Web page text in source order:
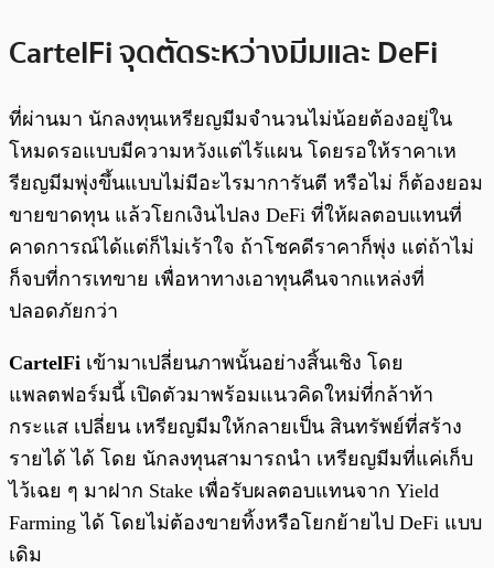
CartelFi จุดตัดระหว่างมีมและ DeFi
ที่ผ่านมา นักลงทุนเหรียญมีมจำนวนไม่น้อยต้องอยู่ใน
โหมดรอแบบมีความหวังแต่ไร้แผน โดยรอให้ราคาเห
รียญมีมพุ่งขึ้นแบบไม่มีอะไรมาการันตี หรือไม่ ก็ต้องยอม
ขายขาดทุน แล้วโยกเงินไปลง DeFi ที่ให้ผลตอบแทนที่
คาดการณ์ได้แต่ก็ไม่เร้าใจ ถ้าโชคดีราคาก็พุ่ง แต่ถ้าไม่
ก็จบที่การเทขาย เพื่อหาทางเอาทุนคืนจากแหล่งที่
ปลอดภัยกว่า
CartelFi เข้ามาเปลี่ยนภาพนั้นอย่างสิ้นเชิง โดย
แพลตฟอร์มนี้ เปิดตัวมาพร้อมแนวคิดใหม่ที่กล้าท้า
กระแส เปลี่ยน เหรียญมีมให้กลายเป็น สินทรัพย์ที่สร้าง
รายได้ ได้ โดย นักลงทุนสามารถนำ เหรียญมีมที่แค่เก็บ
ไว้เฉย ๆ มาฝาก Stake เพื่อรับผลตอบแทนจาก Yield
Farming ได้ โดยไม่ต้องขายทิ้งหรือโยกย้ายไป DeFi แบบ
เดิม